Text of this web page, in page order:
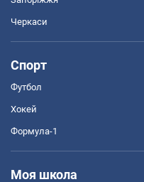
Черкаси
Спорт
Футбол
Хокей
Формула-1
Моя школа